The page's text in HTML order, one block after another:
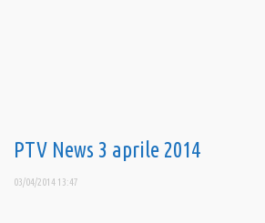
PTV News 3 aprile 2014
03/04/2014 13:47